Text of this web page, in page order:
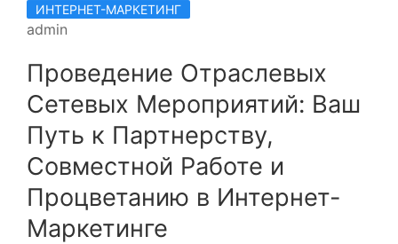
ИНТЕРНЕТ-МАРКЕТИНГ
admin
Проведение Отраслевых
Сетевых Мероприятий: Ваш
Путь к Партнерству,
Совместной Работе и
Процветанию в Интернет-
Маркетинге